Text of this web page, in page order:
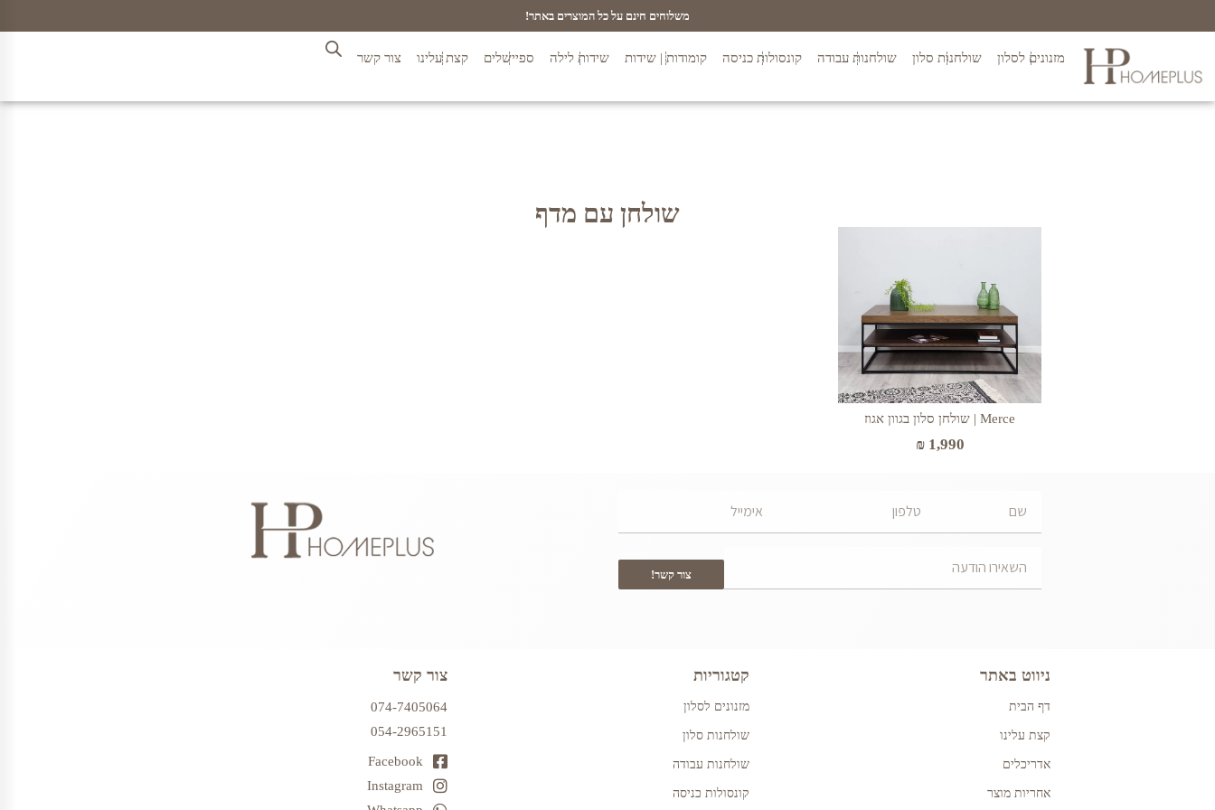
משלוחים חינם על כל המוצרים באתר!
מזנונים לסלון שולחנות סלון שולחנות עבודה קונסולות כניסה קומודות | שידות שידות לילה ספיישלים קצת עלינו צור קשר
שולחן עם מדף
Merce | שולחן סלון בגוון אגוז
₪1,990
צור קשר!
ניווט באתר
דף הבית
קצת עלינו
אדריכלים
אחריות מוצר
קטגוריות
מזנונים לסלון
שולחנות סלון
שולחנות עבודה
קונסולות כניסה
צור קשר
074-7405064
054-2965151
Facebook
Instagram